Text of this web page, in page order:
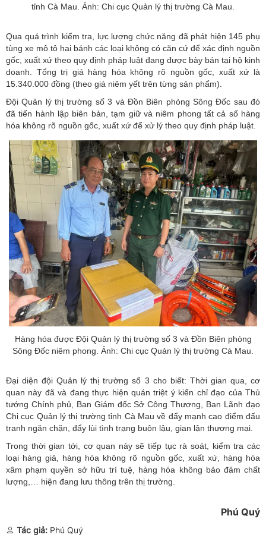
tỉnh Cà Mau. Ảnh: Chi cục Quản lý thị trường Cà Mau.
Qua quá trình kiểm tra, lực lượng chức năng đã phát hiện 145 phụ
tùng xe mô tô hai bánh các loại không có căn cứ để xác định nguồn
gốc, xuất xứ theo quy định pháp luật đang được bày bán tại hộ kinh
doanh. Tổng trị giá hàng hóa không rõ nguồn gốc, xuất xứ là
15.340.000 đồng (theo giá niêm yết trên từng sản phẩm).
Đội Quản lý thị trường số 3 và Đồn Biên phòng Sông Đốc sau đó
đã tiến hành lập biên bản, tạm giữ và niêm phong tất cả số hàng
hóa không rõ nguồn gốc, xuất xứ để xử lý theo quy định pháp luật.
Hàng hóa được Đội Quản lý thị trường số 3 và Đồn Biên phòng
Sông Đốc niêm phong. Ảnh: Chi cục Quản lý thị trường Cà Mau.
Đại diện đội Quản lý thị trường số 3 cho biết: Thời gian qua, cơ
quan này đã và đang thực hiện quán triệt ý kiến chỉ đạo của Thủ
tướng Chính phủ, Ban Giám đốc Sở Công Thương, Ban Lãnh đạo
Chi cục Quản lý thị trường tỉnh Cà Mau về đẩy mạnh cao điểm đấu
tranh ngăn chặn, đẩy lùi tình trạng buôn lậu, gian lận thương mại.
Trong thời gian tới, cơ quan này sẽ tiếp tục rà soát, kiểm tra các
loại hàng giả, hàng hóa không rõ nguồn gốc, xuất xứ, hàng hóa
xâm phạm quyền sở hữu trí tuệ, hàng hóa không bảo đảm chất
lượng,… hiện đang lưu thông trên thị trường.
Phú Quý
Tác giả: Phú Quý